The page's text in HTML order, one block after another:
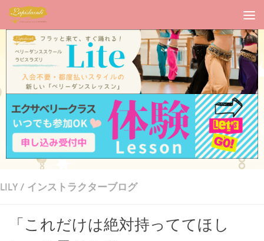
LILY / インストラクターブログ
「これだけは絶対持っててほし